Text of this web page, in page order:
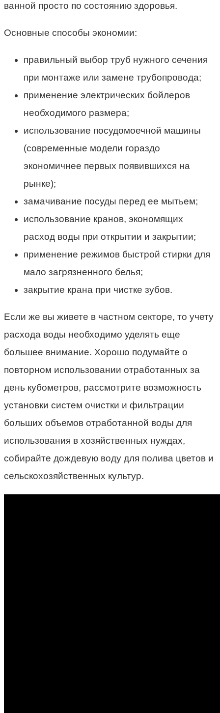
ванной просто по состоянию здоровья.
Основные способы экономии:
правильный выбор труб нужного сечения
при монтаже или замене трубопровода;
применение электрических бойлеров
необходимого размера;
использование посудомоечной машины
(современные модели гораздо
экономичнее первых появившихся на
рынке);
замачивание посуды перед ее мытьем;
использование кранов, экономящих
расход воды при открытии и закрытии;
применение режимов быстрой стирки для
мало загрязненного белья;
закрытие крана при чистке зубов.
Если же вы живете в частном секторе, то учету
расхода воды необходимо уделять еще
большее внимание. Хорошо подумайте о
повторном использовании отработанных за
день кубометров, рассмотрите возможность
установки систем очистки и фильтрации
больших объемов отработанной воды для
использования в хозяйственных нуждах,
собирайте дождевую воду для полива цветов и
сельскохозяйственных культур.